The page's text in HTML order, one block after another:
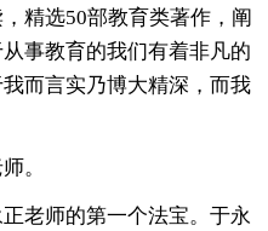
精选50部教育类著作，阐
事教育的我们有着非凡的
而言实乃博大精深，而我
。
老师的第一个法宝。于永